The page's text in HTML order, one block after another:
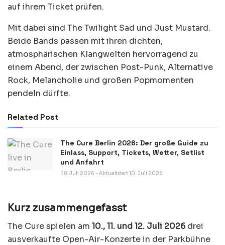
auf ihrem Ticket prüfen.
Mit dabei sind The Twilight Sad und Just Mustard.
Beide Bands passen mit ihren dichten,
atmosphärischen Klangwelten hervorragend zu
einem Abend, der zwischen Post-Punk, Alternative
Rock, Melancholie und großen Popmomenten
pendeln dürfte.
Related Post
The Cure Berlin 2026: Der große Guide zu
Einlass, Support, Tickets, Wetter, Setlist
und Anfahrt
8. Juli 2026 - Aktualisiert 10. Juli 2026
Kurz zusammengefasst
The Cure spielen am 10., 11. und 12. Juli 2026drei
ausverkaufte Open-Air-Konzerte in der Parkbühne